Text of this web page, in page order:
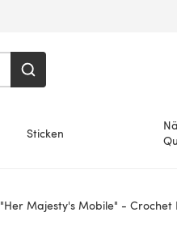
Sticken
"Her Majesty's Mobile" - Crochet